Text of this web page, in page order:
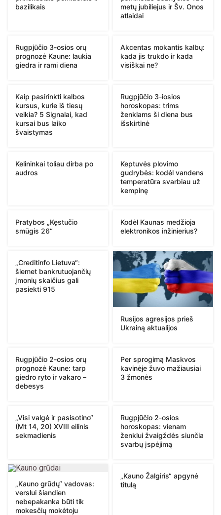
bazilikais
metų jubiliejus ir Šv. Onos
atlaidai
Rugpjūčio 3-osios orų
prognozė Kaune: laukia
giedra ir rami diena
Akcentas mokantis kalbų:
kada jis trukdo ir kada
visiškai ne?
Kaip pasirinkti kalbos
kursus, kurie iš tiesų
veikia? 5 Signalai, kad
kursai bus laiko
švaistymas
Rugpjūčio 3-iosios
horoskopas: trims
ženklams ši diena bus
išskirtinė
Kelininkai toliau dirba po
audros
Keptuvės plovimo
gudrybės: kodėl vandens
temperatūra svarbiau už
kempinę
Pratybos „Kęstučio
smūgis 26“
Kodėl Kaunas medžioja
elektronikos inžinierius?
„Creditinfo Lietuva“:
šiemet bankrutuojančių
įmonių skaičius gali
pasiekti 915
Rusijos agresijos prieš
Ukrainą aktualijos
Rugpjūčio 2-osios orų
prognozė Kaune: tarp
giedro ryto ir vakaro –
debesys
Per sprogimą Maskvos
kavinėje žuvo mažiausiai
3 žmonės
„Visi valgė ir pasisotino“
(Mt 14, 20) XVIII eilinis
sekmadienis
Rugpjūčio 2-osios
horoskopas: vienam
ženklui žvaigždės siunčia
svarbų įspėjimą
„Kauno grūdų“ vadovas:
verslui šiandien
nebepakanka būti tik
mokesčių mokėtoju
„Kauno Žalgiris“ apgynė
titulą